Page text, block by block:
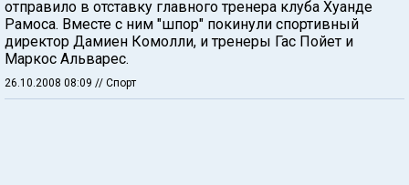
отправило в отставку главного тренера клуба Хуанде
Рамоса. Вместе с ним "шпор" покинули спортивный
директор Дамиен Комолли, и тренеры Гас Пойет и
Маркос Альварес.
26.10.2008 08:09 // Спорт